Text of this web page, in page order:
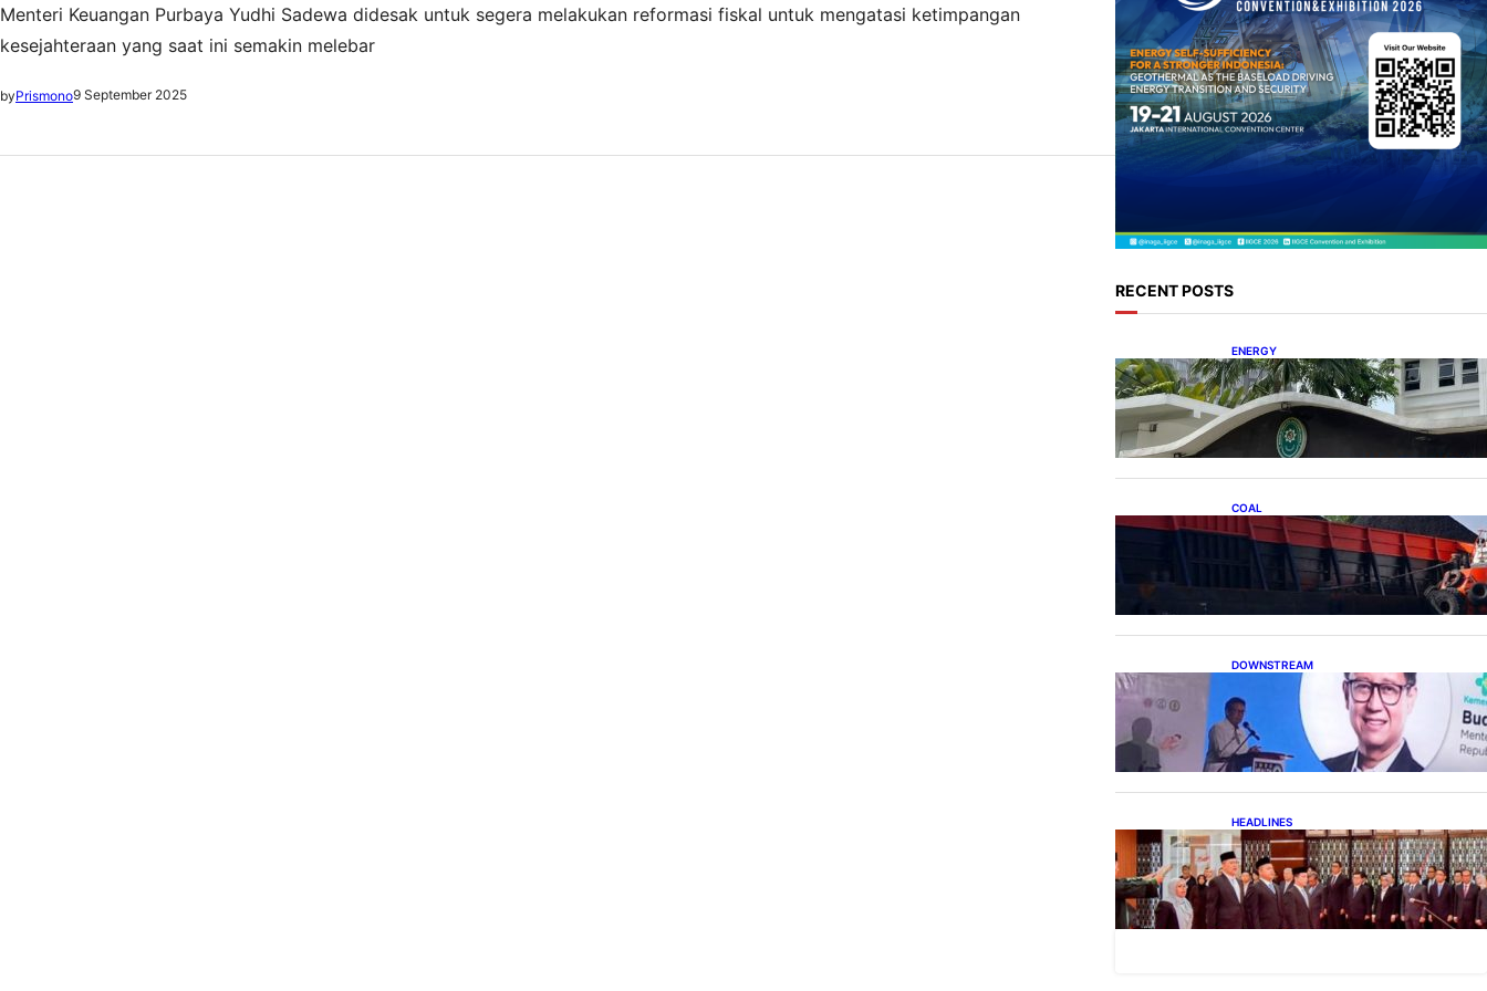
Menteri Keuangan Purbaya Yudhi Sadewa didesak untuk segera melakukan reformasi fiskal untuk mengatasi ketimpangan
kesejahteraan yang saat ini semakin melebar
byPrismono9 September 2025
RECENT POSTS
ENERGY
Koalisi Bersihkan Indonesia
Ajukan Banding atas Putusan
Gugatan RUPTL
COAL
Lelang Batubara Sitaan, Negara
Dapat Lebih dari Rp 20 Miliar
DOWNSTREAM
Digitalisasi Alat-Alat
Kesehatan Dukung
Pertumbuhan Industri Alkes
HEADLINES
Lana Saria Dilantik Sebagai
Kepala Badan Geologi